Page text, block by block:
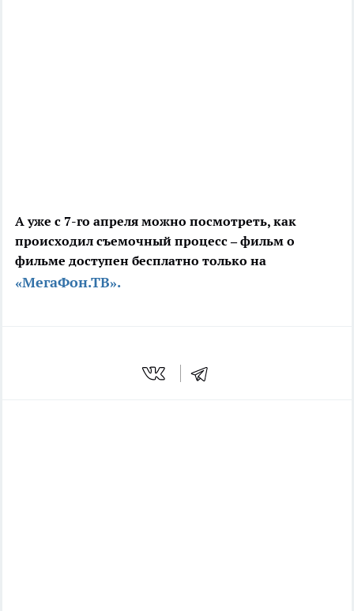
А уже с 7-го апреля можно посмотреть, как
происходил съемочный процесс – фильм о
фильме доступен бесплатно только на
«МегаФон.ТВ».